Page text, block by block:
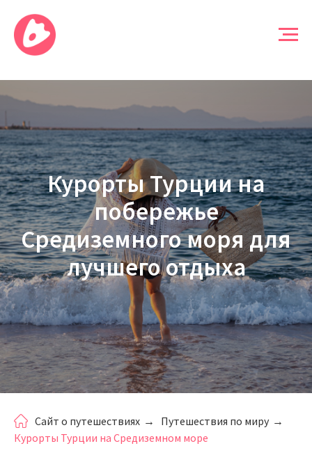
Курорты Турции на
побережье
Средиземного моря для
лучшего отдыха
Сайт о путешествиях → Путешествия по миру →
Курорты Турции на Средиземном море